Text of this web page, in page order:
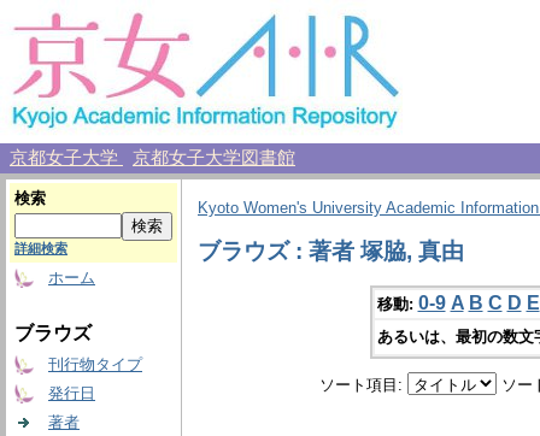
京都女子大学 京都女子大学図書館
検索
詳細検索
ホーム
ブラウズ
刊行物タイプ
発行日
著者
Kyoto Women's University Academic
ブラウズ : 著者 塚脇, 真由
移動: 0-9 A B C D E
あるいは、最初の数
ソート項目: ソー